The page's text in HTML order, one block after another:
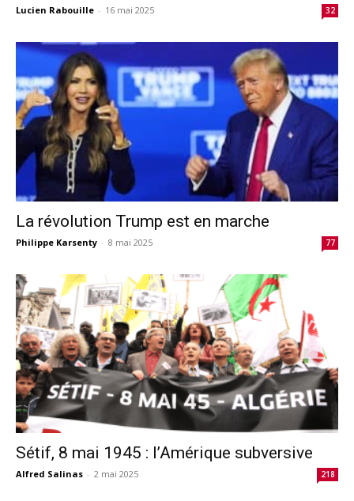
Lucien Rabouille - 16 mai 2025 32
La révolution Trump est en marche
Philippe Karsenty - 8 mai 2025 77
Sétif, 8 mai 1945 : l’Amérique subversive
Alfred Salinas - 2 mai 2025 218